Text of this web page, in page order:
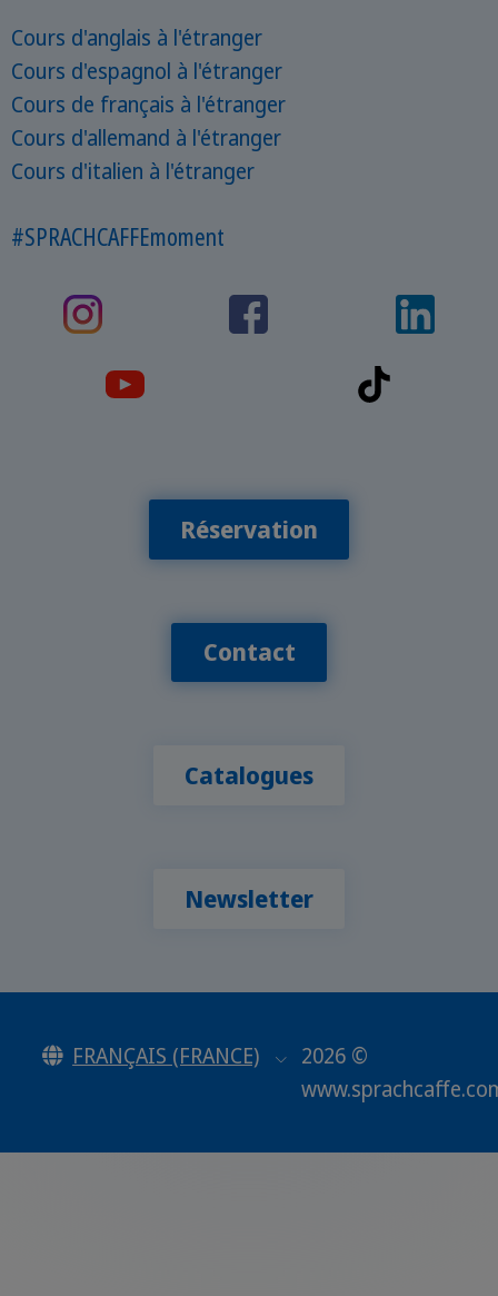
Cours d'anglais à l'étranger
Cours d'espagnol à l'étranger
Cours de français à l'étranger
Cours d'allemand à l'étranger
Cours d'italien à l'étranger
#SPRACHCAFFEmoment
Réservation
Contact
Catalogues
Newsletter
FRANÇAIS (FRANCE)
2026 ©